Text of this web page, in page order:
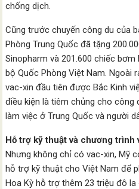
chống dịch.
Cũng trước chuyến công du của
Phòng Trung Quốc đã tặng
Sinopharm và 201.600 chiếc
bộ Quốc Phòng Việt Nam. Ngoài
vac-xin đầu tiên được Bắc Kinh
điều kiện là tiêm chủng cho công
làm việc ở Trung Quốc và người
Hỗ trợ kỹ thuật và chương trình
Nhưng không chỉ có vac-xin, Mỹ
hỗ trợ kỹ thuật cho Việt Nam để
Hoa Kỳ hỗ trợ thêm 23 triệu đô